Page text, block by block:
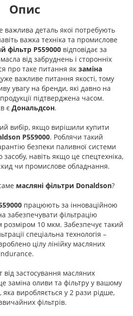
Опис
важлива деталь якої потребують
важка техніка та промислове
фільтр P559000 відповідає за
від забруднень і сторонніх
про таке питання як заміна
важливе питання якості, тому
увагу на бренди, які давно на
підтверджена часом.
є Дональдсон.
вибір, якщо вирішили купити
P559000. Роблячи такий
безпеки паливної системи
навіть якщо це спецтехніка,
чи промислове обладнання.
масляні фільтри Donaldson?
працюють за інноваційною
забезпечувати фільтрацію
розміром 10 мкм. Забезпечує такий
спеціальна технологія –
цілу лінійку масляних
застосування масляних
це заміна оливи та фільтру у вашому
яка виробляється у 2 рази рідше,
фільтрів.